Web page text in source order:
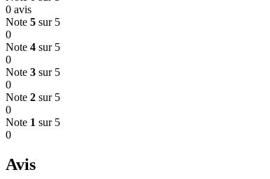
0 avis
Note 5 sur 5
0
Note 4 sur 5
0
Note 3 sur 5
0
Note 2 sur 5
0
Note 1 sur 5
0
Avis